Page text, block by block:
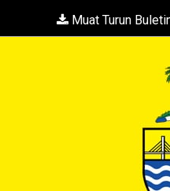
Muat Turun